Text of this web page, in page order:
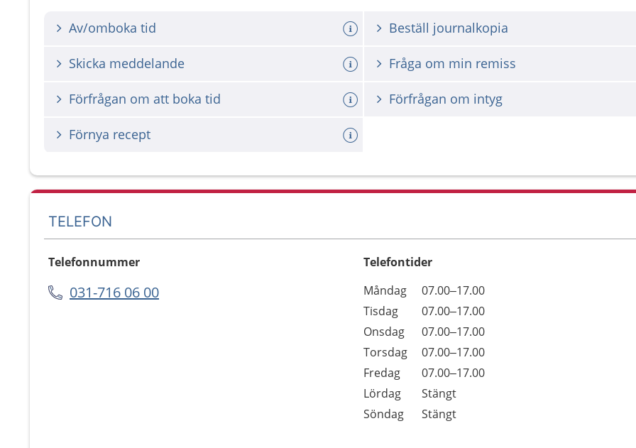
Av/omboka tid Beställ journalkopia
Skicka meddelande Fråga om min remiss
Förfrågan om att boka tid Förfrågan om intyg
Förnya recept
TELEFON
Telefonnummer
031-716 06 00
Telefontider
Dag
Öppettider
Kommentarer
Måndag
07.00–17.00
Tisdag
07.00–17.00
Onsdag
07.00–17.00
Torsdag
07.00–17.00
Fredag
07.00–17.00
Lördag
Stängt
Söndag
Stängt